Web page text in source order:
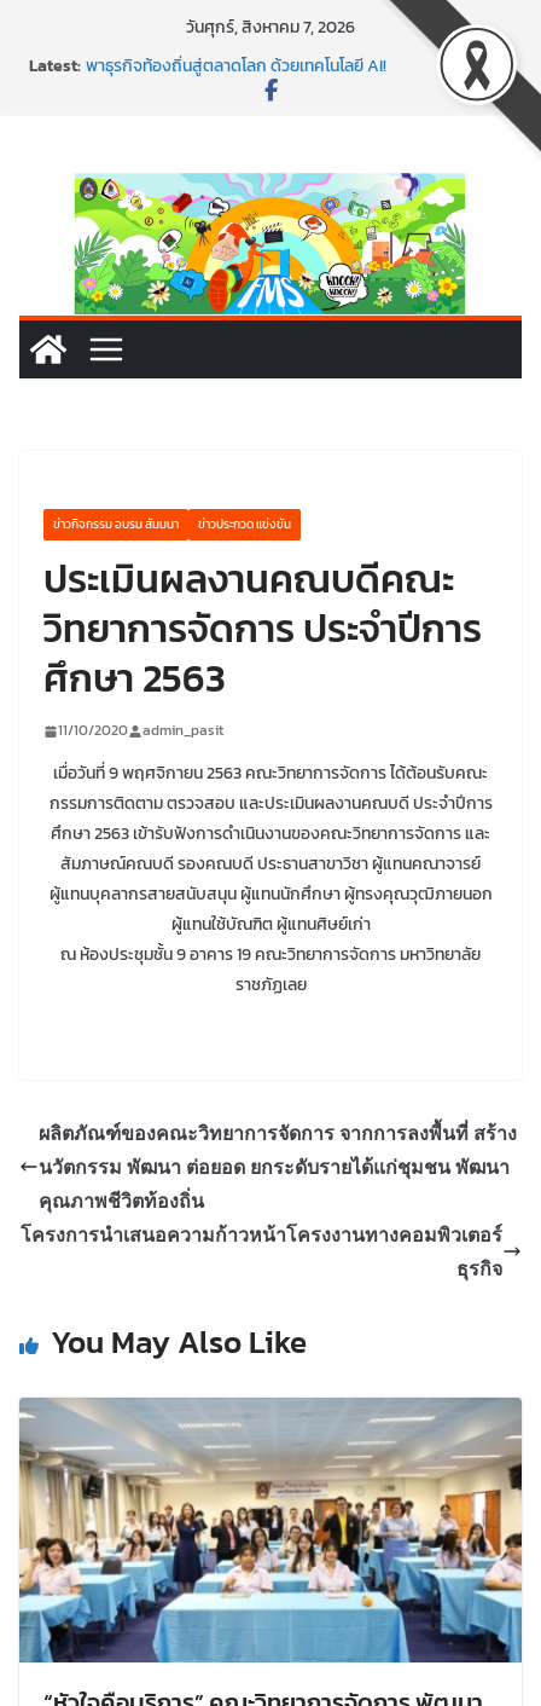
วันศุกร์, สิงหาคม 7, 2026
Latest:พาธุรกิจท้องถิ่นสู่ตลาดโลก ด้วยเทคโนโลยี AI!
SMEs ยุคนี้ ถ้าไม่ใช้ AI ถือว่าพลาดมาก!
พร้อมลุยแล้ว! ปักหมุดโรดแมป AI อัปสกิลธุรกิจให้พุ่งทะยาน
ข่าวกิจกรรม อบรม สัมมนา ข่าวประกวด แข่งขัน
ประเมินผลงานคณบดีคณะ
วิทยาการจัดการ ประจำปีการ
ศึกษา 2563
11/10/2020 admin_pasit
เมื่อวันที่ 9 พฤศจิกายน 2563 คณะวิทยาการจัดการ ได้ต้อนรับคณะ
กรรมการติดตาม ตรวจสอบ และประเมินผลงานคณบดี ประจำปีการ
ศึกษา 2563 เข้ารับฟังการดำเนินงานของคณะวิทยาการจัดการ และ
สัมภาษณ์คณบดี รองคณบดี ประธานสาขาวิชา ผู้แทนคณาจารย์
ผู้แทนบุคลากรสายสนับสนุน ผู้แทนนักศึกษา ผู้ทรงคุณวุฒิภายนอก
ผู้แทนใช้บัณฑิต ผู้แทนศิษย์เก่า
ณ ห้องประชุมชั้น 9 อาคาร 19 คณะวิทยาการจัดการ มหาวิทยาลัย
ราชภัฏเลย
ผลิตภัณฑ์ของคณะวิทยาการจัดการ จากการลงพื้นที่ สร้าง
นวัตกรรม พัฒนา ต่อยอด ยกระดับรายได้แก่ชุมชน พัฒนา
คุณภาพชีวิตท้องถิ่น
โครงการนำเสนอความก้าวหน้าโครงงานทางคอมพิวเตอร์
ธุรกิจ
You May Also Like